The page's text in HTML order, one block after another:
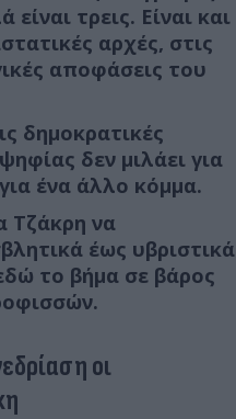
τρεις. Είναι και
αρχές, στις
αποφάσεις του
δημοκρατικές
δεν μιλάει για
ένα άλλο κόμμα.
Τζάκρη να
έως υβριστικά
το βήμα σε βάρος
οι